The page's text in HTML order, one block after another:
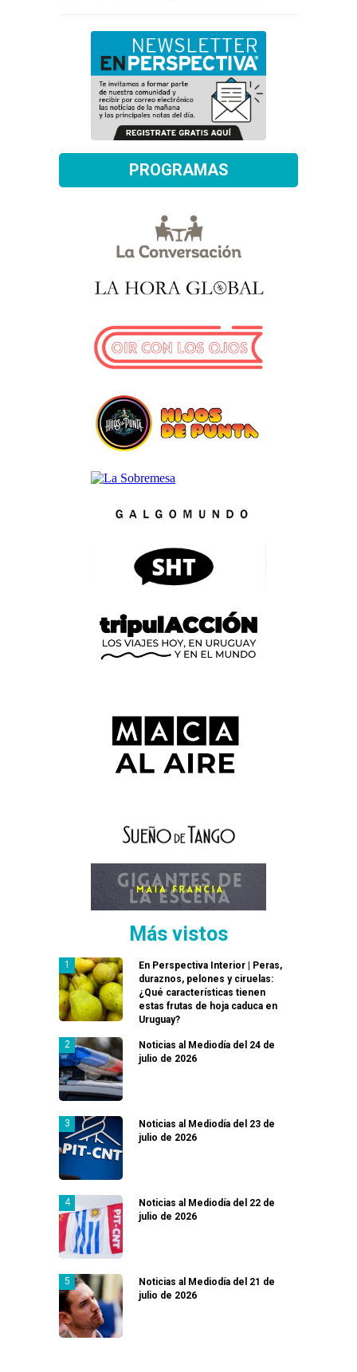
PROGRAMAS
Más vistos
En Perspectiva Interior | Peras,
duraznos, pelones y ciruelas:
¿Qué características tienen
estas frutas de hoja caduca en
Uruguay?
Noticias al Mediodía del 24 de
julio de 2026
Noticias al Mediodía del 23 de
julio de 2026
Noticias al Mediodía del 22 de
julio de 2026
Noticias al Mediodía del 21 de
julio de 2026